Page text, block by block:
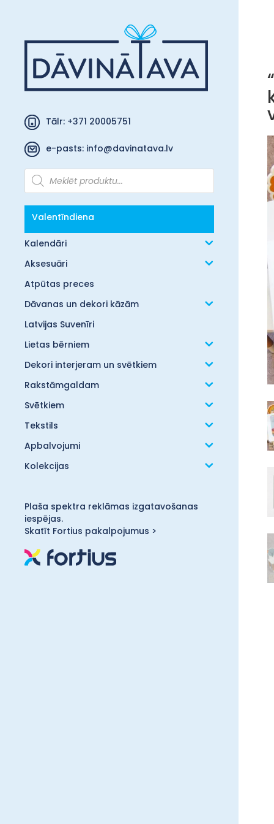
Tālr: +371 20005751
e-pasts: info@davinatava.lv
Products
search
Valentīndiena
Kalendāri
Aksesuāri
Atpūtas preces
Dāvanas un dekori kāzām
Latvijas Suvenīri
Lietas bērniem
Dekori interjeram un svētkiem
Rakstāmgaldam
Svētkiem
Tekstils
Apbalvojumi
Kolekcijas
Plaša spektra reklāmas izgatavošanas
iespējas.
Skatīt Fortius pakalpojumus >